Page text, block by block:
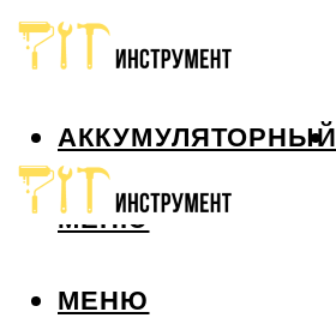
АККУМУЛЯТОРНЫЙ
МЕНЮ
МЕНЮ